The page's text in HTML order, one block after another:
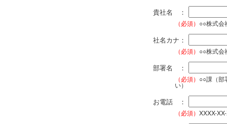
貴社名 ：
（必須） ○○株式会
社名カナ：
（必須） ○○株式会
部署名 ：
（必須） ○○課（部
い）
お電話 ：
（必須） XXXX-